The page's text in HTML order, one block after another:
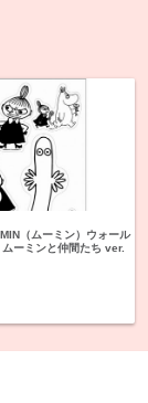
（ムーミン）ウォール
ーミンと仲間たち ver.